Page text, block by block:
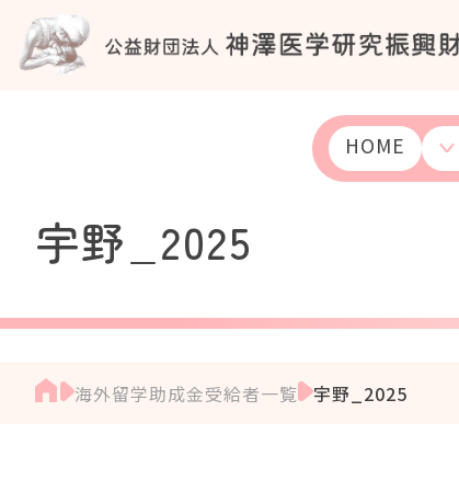
t
HOME
宇野_2025
海外留学助成金受給者一覧 宇野_2025